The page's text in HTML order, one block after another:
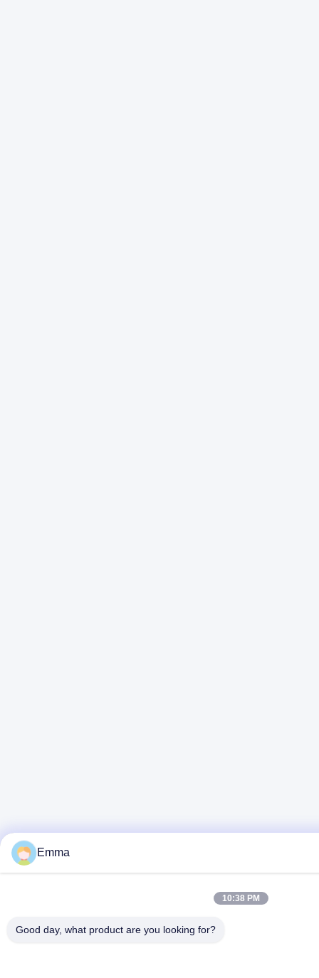
Emma
10:38 PM
Good day, what product are you looking for?